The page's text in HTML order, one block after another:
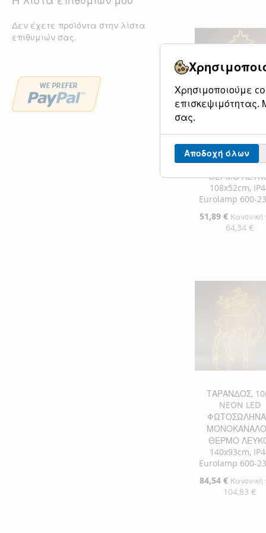
ΠΡΟΣΘΉΚΗ
ΛΊΣΤΑ
ΕΠΙΘΥΜΙΏΝ
ΓΙΑ
ΣΎΓΚΡΙΣΗ
LED
ΘΕΡΜΟ
108x52cm,
Eurolamp 600-
Ειδική
51,89 € Κανονική
64,34 €
ΕΠΙΘΥΜΙΏΝ
ΠΡΟΣΘΉΚΗ
ΣΎΓΚΡΙΣΗ
ΤΑΡΑΝΔΟΣ,
NEON LED
ΘΕΡΜΟ
140x93cm,
Eurolamp 600-
Ειδική
84,54 € Κανονική
104,83 €
Δεν έχετε προϊόντα στην λίστα
επιθυμιών σας.
Χρησιμοποιούμε
επισκεψιμότητας.
σας.
Αποδοχή όλων